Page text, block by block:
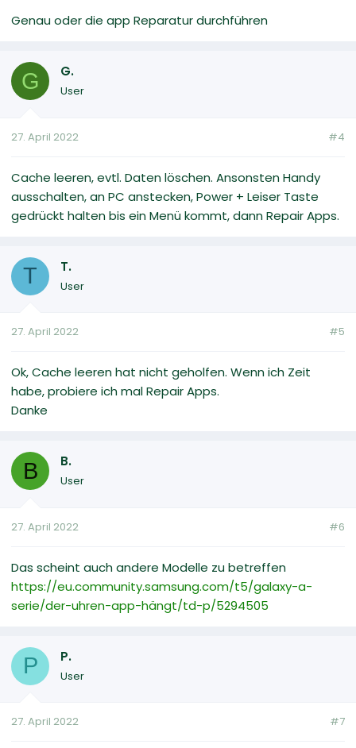
Genau oder die app Reparatur durchführen
G G.
User
27. April 2022 #4
Cache leeren, evtl. Daten löschen. Ansonsten Handy
ausschalten, an PC anstecken, Power + Leiser Taste
gedrückt halten bis ein Menü kommt, dann Repair Apps.
T T.
User
27. April 2022 #5
Ok, Cache leeren hat nicht geholfen. Wenn ich Zeit
habe, probiere ich mal Repair Apps.
Danke
B B.
User
27. April 2022 #6
Das scheint auch andere Modelle zu betreffen
https://eu.community.samsung.com/t5/galaxy-a-
serie/der-uhren-app-hängt/td-p/5294505
P P.
User
27. April 2022 #7